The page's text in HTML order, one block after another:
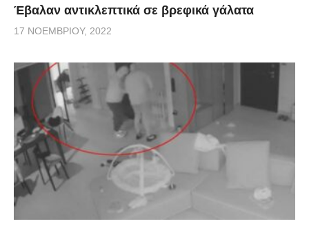
Έβαλαν αντικλεπτικά σε βρεφικά γάλατα
17 ΝΟΕΜΒΡΊΟΥ, 2022